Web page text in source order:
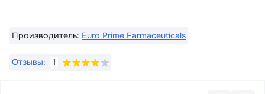
Производитель: Euro Prime Farmaceuticals
Отзывы: 1